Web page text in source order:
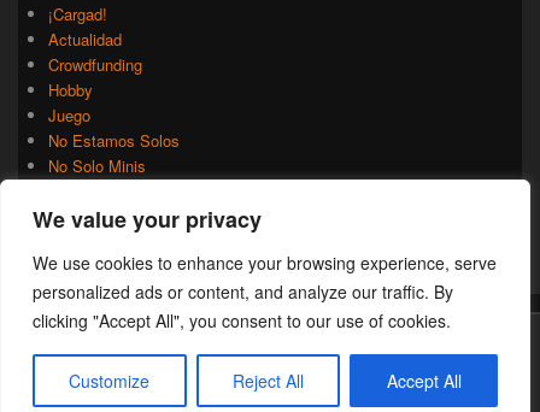
We value your privacy
We use cookies to enhance your browsing experience, serve
personalized ads or content, and analyze our traffic. By
clicking "Accept All", you consent to our use of cookies.
Customize Reject All Accept All
¡Cargad!
Actualidad
Crowdfunding
Hobby
Juego
No Estamos Solos
No Solo Minis
Rumores
Uncategorized
¡Cargad!
. Todos los Derechos Reservados.